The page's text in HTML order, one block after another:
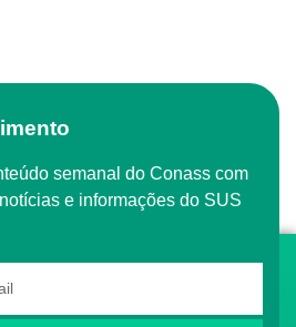
e informações do SUS